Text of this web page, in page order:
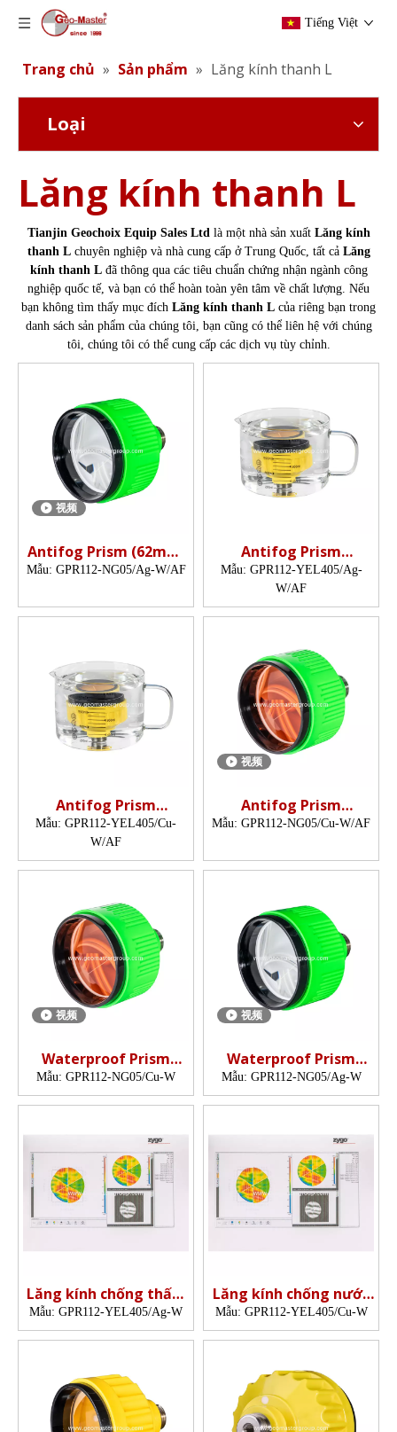
Tiếng Việt
Trang chủ » Sản phẩm » Lăng kính thanh L
Loại
Lăng kính thanh L
Tianjin Geochoix Equip Sales Ltdlà một nhà sản xuất Lăng kính
thanh Lchuyên nghiệp và nhà cung cấp ở Trung Quốc, tất cả Lăng
kính thanh Lđã thông qua các tiêu chuẩn chứng nhận ngành công
nghiệp quốc tế, và bạn có thể hoàn toàn yên tâm về chất lượng. Nếu
bạn không tìm thấy mục đích Lăng kính thanh L của riêng bạn trong
danh sách sản phẩm của chúng tôi, bạn cũng có thể liên hệ với chúng
tôi, chúng tôi có thể cung cấp các dịch vụ tùy chỉnh.
视频
Antifog Prism (62mm,
5 ', Silver Coated)
Mẫu: GPR112-NG05/Ag-W/AF
Antifog Prism
(5",silver-coated)
Mẫu: GPR112-YEL405/Ag-
W/AF
Antifog Prism
(5",copper-coated)
Mẫu: GPR112-YEL405/Cu-
W/AF
视频
Antifog Prism
(62mm,5",copper-
Mẫu: GPR112-NG05/Cu-W/AF
视频
Waterproof Prism
(5",copper-coated)
Mẫu: GPR112-NG05/Cu-W
视频
Waterproof Prism
(5",silver-coated)
Mẫu: GPR112-NG05/Ag-W
Lăng kính chống thấm
nước (5',mạ bạc)
Mẫu: GPR112-YEL405/Ag-W
Lăng kính chống nước
(5',mạ đồng)
Mẫu: GPR112-YEL405/Cu-W